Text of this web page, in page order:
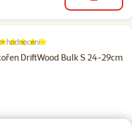
DriftWood Bulk S 24-29cm
počet hodnocení: 1
hodnocení